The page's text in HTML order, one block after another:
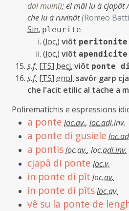
dal muini);el mâl lu à cjapât
che lu à ruvinât(Romeo
Sin. pleurite
(loc.) viôt peritonite
(loc.) viôt apendicite
s.f. [TS] becj. viôt ponte
s.f. [TS] enol. savôr garp
che l'acit etilic al tache a
Polirematichis e espressions
a ponte loc.av., loc.adi.inv.
a ponte di gusiele
a pontisloc.av., loc.adi.inv.
cjapâ di ponte loc.v.
in ponte di pît loc.av.
in ponte di pîtsloc.av.
vê su la ponte de